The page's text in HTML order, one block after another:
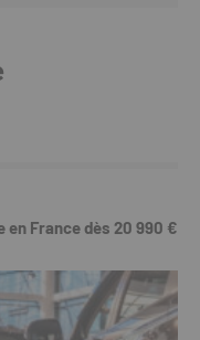
France dès 20 990 €